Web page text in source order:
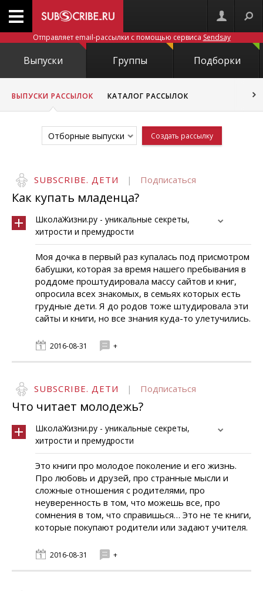
Отправляет email-рассылки с помощью сервиса Sendsay
Выпуски Группы Подборки
ВЫПУСКИ РАССЫЛОК КАТАЛОГ РАССЫЛОК
Отборные выпуски Создать рассылку
SUBSCRIBE. ДЕТИ | Подписаться
Как купать младенца?
ШколаЖизни.ру - уникальные секреты,
хитрости и премудрости
Моя дочка в первый раз купалась под присмотром
бабушки, которая за время нашего пребывания в
роддоме проштудировала массу сайтов и книг,
опросила всех знакомых, в семьях которых есть
грудные дети. Я до родов тоже штудировала эти
сайты и книги, но все знания куда-то улетучились.
2016-08-31 +
SUBSCRIBE. ДЕТИ | Подписаться
Что читает молодежь?
ШколаЖизни.ру - уникальные секреты,
хитрости и премудрости
Это книги про молодое поколение и его жизнь.
Про любовь и друзей, про странные мысли и
сложные отношения с родителями, про
неуверенность в том, что можешь все, про
сомнения в том, что справишься… Это не те книги,
которые покупают родители или задают учителя.
2016-08-31 +